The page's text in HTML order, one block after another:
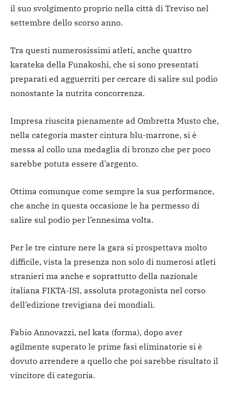
il suo svolgimento proprio nella città di Treviso nel
settembre dello scorso anno.
Tra questi numerosissimi atleti, anche quattro
karateka della Funakoshi, che si sono presentati
preparati ed agguerriti per cercare di salire sul podio
nonostante la nutrita concorrenza.
Impresa riuscita pienamente ad Ombretta Musto che,
nella categoria master cintura blu-marrone, si è
messa al collo una medaglia di bronzo che per poco
sarebbe potuta essere d’argento.
Ottima comunque come sempre la sua performance,
che anche in questa occasione le ha permesso di
salire sul podio per l’ennesima volta.
Per le tre cinture nere la gara si prospettava molto
difficile, vista la presenza non solo di numerosi atleti
stranieri ma anche e soprattutto della nazionale
italiana FIKTA-ISI, assoluta protagonista nel corso
dell’edizione trevigiana dei mondiali.
Fabio Annovazzi, nel kata (forma), dopo aver
agilmente superato le prime fasi eliminatorie si è
dovuto arrendere a quello che poi sarebbe risultato il
vincitore di categoria.